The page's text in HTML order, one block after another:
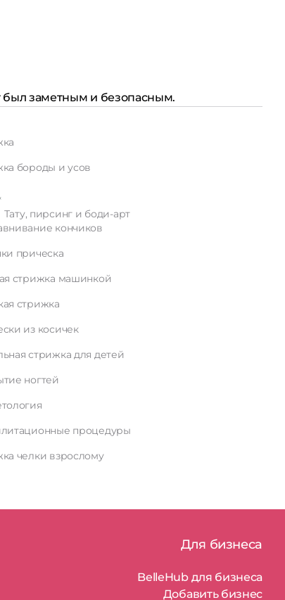
был заметным и безопасным.
бороды и усов
Тату, пирсинг и боди-арт
кончиков
прическа
стрижка машинкой
стрижка
из косичек
стрижка для детей
ногтей
процедуры
челки взрослому
Для бизнеса
BelleHub для бизнеса
Добавить бизнес